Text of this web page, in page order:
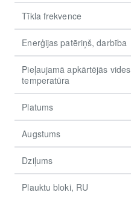
Tīkla frekvence
Enerģijas patēriņš, darbība
Pieļaujamā apkārtējās vides
temperatūra
Platums
Augstums
Dziļums
Plauktu bloki, RU